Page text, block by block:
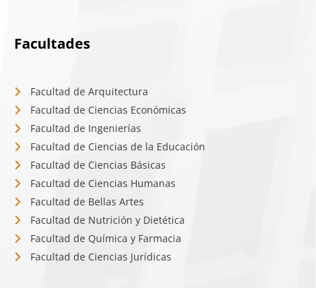
Facultades
Facultad de Arquitectura
Facultad de Ciencias Económicas
Facultad de Ingenierías
Facultad de Ciencias de la Educación
Facultad de Ciencias Básicas
Facultad de Ciencias Humanas
Facultad de Bellas Artes
Facultad de Nutrición y Dietética
Facultad de Química y Farmacia
Facultad de Ciencias Jurídicas